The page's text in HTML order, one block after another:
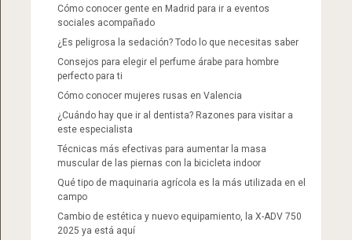
Cómo conocer gente en Madrid para ir a eventos
sociales acompañado
¿Es peligrosa la sedación? Todo lo que necesitas saber
Consejos para elegir el perfume árabe para hombre
perfecto para ti
Cómo conocer mujeres rusas en Valencia
¿Cuándo hay que ir al dentista? Razones para visitar a
este especialista
Técnicas más efectivas para aumentar la masa
muscular de las piernas con la bicicleta indoor
Qué tipo de maquinaria agrícola es la más utilizada en el
campo
Cambio de estética y nuevo equipamiento, la X-ADV 750
2025 ya está aquí